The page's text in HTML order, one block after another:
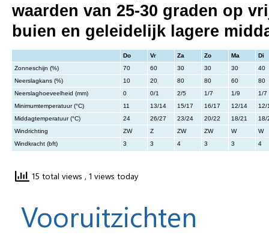
waarden van 25-30 graden op
buien en geleidelijk lagere
Do Vr Za Zo Ma
Di
Zonneschijn (%)
70 60 30 30 30
40
Neerslagkans (%)
10 20 80 80 60
80
Neerslaghoeveelheid (mm)
0 0/1 2/5 1/7 1/9
1/7
Minimumtemperatuur (°C)
11 13/14 15/17 16/17 12/14
12/
Middagtemperatuur (°C)
24 26/27 23/24 20/22 18/21
18/
Windrichting
ZW Z ZW ZW W
W
Windkracht (bft)
3 3 4 3 3 4
15 total views , 1 views today
Vooruitzichten